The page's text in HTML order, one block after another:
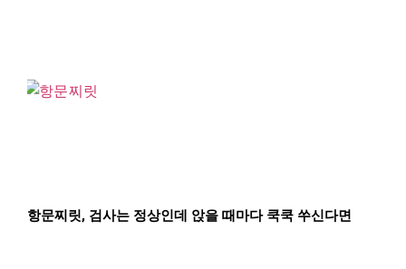
항문찌릿, 검사는 정상인데 앉을 때마다 쿡쿡 쑤신다면